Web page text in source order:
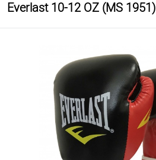
Everlast 10-12 OZ (MS 1951)